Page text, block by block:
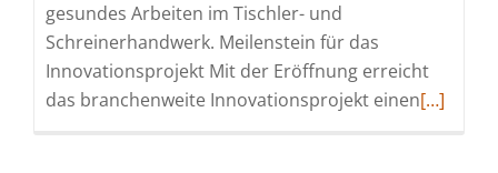
gesundes Arbeiten im Tischler- und
Schreinerhandwerk. Meilenstein für das
Innovationsprojekt Mit der Eröffnung erreicht
das branchenweite Innovationsprojekt einenRead
[…]